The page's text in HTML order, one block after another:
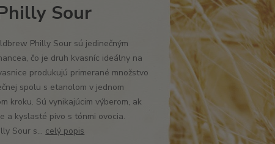
Sour
Philly Sour sú jedinečným
čo je druh kvasníc ideálny na
produkujú primerané množstvo
spolu s etanolom v jednom
kroku. Sú vynikajúcim výberom, ak
a kyslasté pivo s tónmi ovocia.
Sour s... celý popis